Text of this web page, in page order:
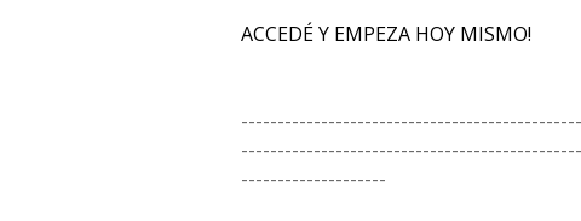
ACCEDÉ Y EMPEZA HOY MISMO!
--------------------